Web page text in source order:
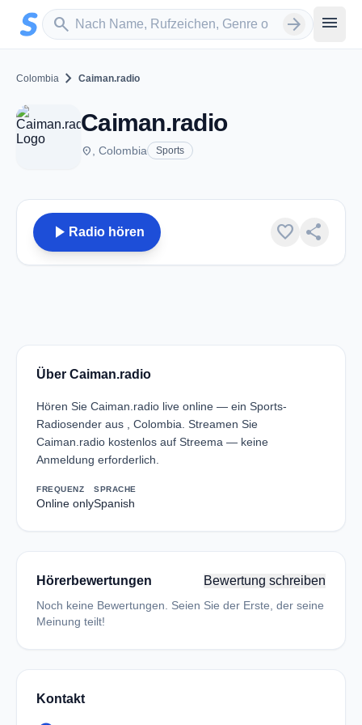
Zum Hauptinhalt springen
search
Sender suchen arrow_forward menu
Colombia chevron_right Caiman.radio
Caiman.radio
place , Colombia Sports
play_arrow Radio hören favorite share
Über Caiman.radio
Hören Sie Caiman.radio live online — ein Sports-
Radiosender aus , Colombia. Streamen Sie
Caiman.radio kostenlos auf Streema — keine
Anmeldung erforderlich.
FREQUENZ
Online only
SPRACHE
Spanish
Hörerbewertungen Bewertung schreiben
Noch keine Bewertungen. Seien Sie der Erste, der seine
Meinung teilt!
Kontakt